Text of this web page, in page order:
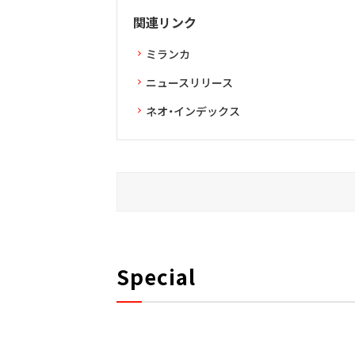
関連リンク
ミランカ
ニュースリリース
ネオ・インデックス
Special